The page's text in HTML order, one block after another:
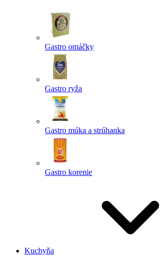
Gastro omáčky
Gastro ryža
Gastro múka a strúhanka
Gastro korenie
Kuchyňa